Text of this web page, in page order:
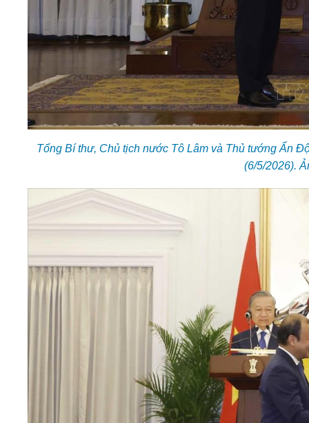
Tổng Bí thư, Chủ tịch nước Tô Lâm và Thủ tướng Ấn
(6/5/2026).